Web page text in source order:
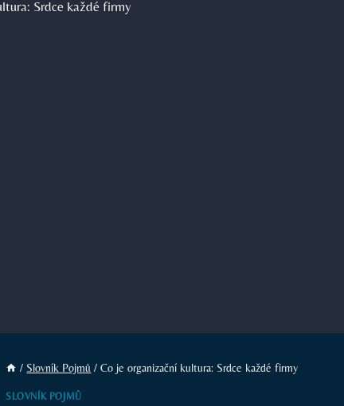
/ Slovník Pojmů / Co je organizační kultura: Srdce každé firmy
SLOVNÍK POJMŮ